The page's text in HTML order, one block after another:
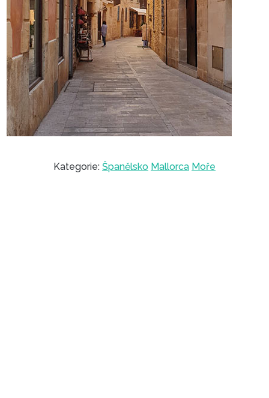
Kategorie: Španělsko Mallorca Moře